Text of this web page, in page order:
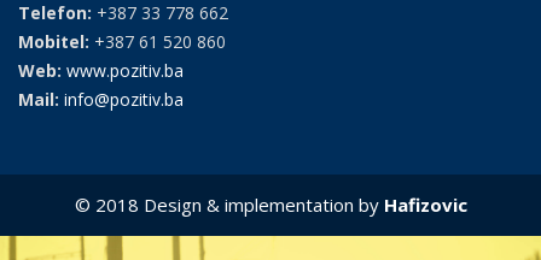
Telefon: +387 33 778 662
Mobitel: +387 61 520 860
Web: www.pozitiv.ba
Mail: info@pozitiv.ba
© 2018 Design & implementation by Hafizovic